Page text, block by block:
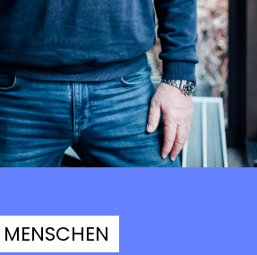
MENSCHEN